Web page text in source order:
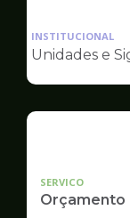
INSTITUCIONAL
Unidades e
SERVICO
Orçamento